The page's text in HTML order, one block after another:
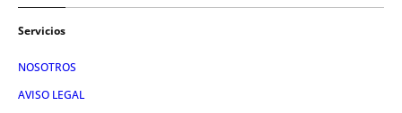
Servicios
NOSOTROS
AVISO LEGAL